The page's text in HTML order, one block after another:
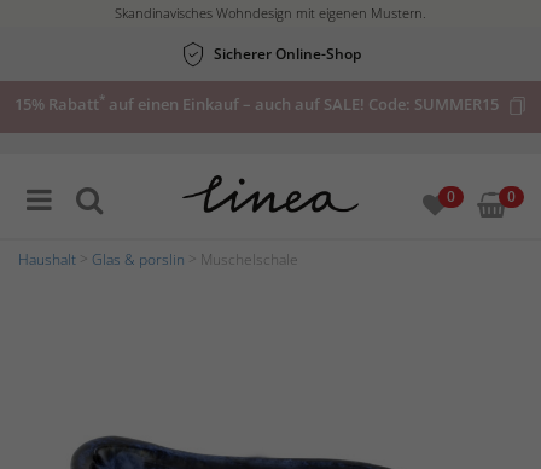
Skandinavisches Wohndesign mit eigenen Mustern.
Sicherer Online-Shop
15% Rabatt* auf einen Einkauf – auch auf SALE! Code: SUMMER15
0 0
Haushalt Glas & porslin > Muschelschale